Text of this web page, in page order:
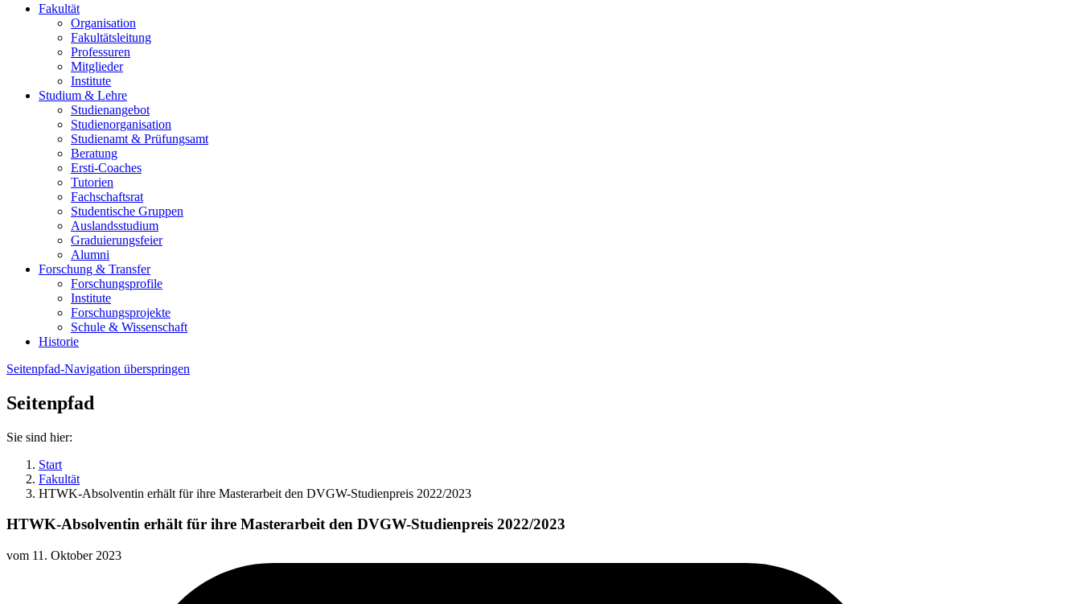
Fakultät
Organisation
Fakultätsleitung
Professuren
Mitglieder
Institute
Studium & Lehre
Studienangebot
Studienorganisation
Studienamt & Prüfungsamt
Beratung
Ersti-Coaches
Tutorien
Fachschaftsrat
Studentische Gruppen
Auslandsstudium
Graduierungsfeier
Alumni
Forschung & Transfer
Forschungsprofile
Institute
Forschungsprojekte
Schule & Wissenschaft
Historie
Seitenpfad-Navigation überspringen
Seitenpfad
Sie sind hier:
Start
Fakultät
HTWK-Absolventin erhält für ihre Masterarbeit den DVGW-Studienpreis 2022/2023
HTWK-Absolventin erhält für ihre Masterarbeit den DVGW-Studienpreis 2022/2023
vom 11. Oktober 2023